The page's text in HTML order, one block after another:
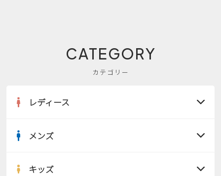
CATEGORY
カテゴリー
レディース
サンダル
メンズ
キッズ